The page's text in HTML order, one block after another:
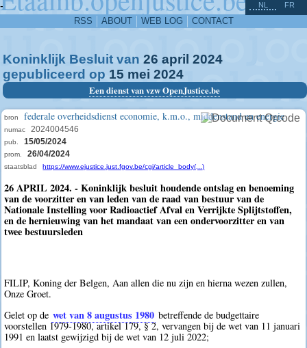
-
RSS ABOUT WEB LOG CONTACT
NL FR
Koninklijk Besluit van 26 april 2024
gepubliceerd op 15 mei 2024
Een dienst van vzw OpenJustice.be
bron federale overheidsdienst economie, k.m.o., middenstand en energie
numac 2024004546
pub. 15/05/2024
prom. 26/04/2024
staatsblad https://www.ejustice.just.fgov.be/cgi/article_body(...)
26 APRIL 2024. - Koninklijk besluit houdende ontslag en benoeming
van de voorzitter en van leden van de raad van bestuur van de
Nationale Instelling voor Radioactief Afval en Verrijkte Splijtstoffen,
en de hernieuwing van het mandaat van een ondervoorzitter en van
twee bestuursleden
FILIP, Koning der Belgen, Aan allen die nu zijn en hierna wezen zullen,
Onze Groet.
Gelet op de wet van 8 augustus 1980 betreffende de budgettaire
voorstellen 1979-1980, artikel 179, § 2, vervangen bij de wet van 11 januari
1991 en laatst gewijzigd bij de wet van 12 juli 2022;
^